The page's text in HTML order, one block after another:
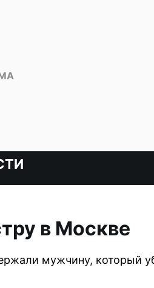
в Москве
мужчину, который